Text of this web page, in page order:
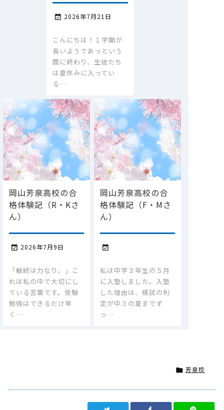
 2026年7月21日
こんにちは！１学期が
長いようであっという
間に終わり、生徒たち
は夏休みに入ってい
る…
岡山芳泉高校の合
格体験記（R・Kさ
ん）
 2026年7月9日
「継続は力なり。」こ
れは私の中で大切にし
ている言葉です。受験
勉強はできるだけ早
く…
岡山芳泉高校の合
格体験記（F・Mさ
ん）

私は中学３年生の５月
に入塾しました。入塾
した理由は、模試の判
定が中３の夏までず
っ…
 芳泉校